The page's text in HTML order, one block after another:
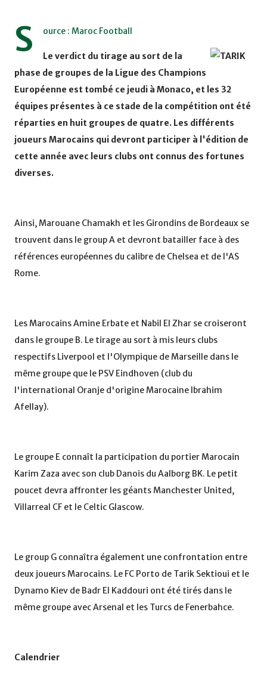
S ource : Maroc Football
Le verdict du tirage au sort de la
phase de groupes de la Ligue des Champions
Européenne est tombé ce jeudi à Monaco, et les 32
équipes présentes à ce stade de la compétition ont été
réparties en huit groupes de quatre. Les différents
joueurs Marocains qui devront participer à l'édition de
cette année avec leurs clubs ont connus des fortunes
diverses.
Ainsi, Marouane Chamakh et les Girondins de Bordeaux se
trouvent dans le group A et devront batailler face à des
références européennes du calibre de Chelsea et de l'AS
Rome.
Les Marocains Amine Erbate et Nabil El Zhar se croiseront
dans le groupe B. Le tirage au sort à mis leurs clubs
respectifs Liverpool et l'Olympique de Marseille dans le
même groupe que le PSV Eindhoven (club du
l'international Oranje d'origine Marocaine Ibrahim
Afellay).
Le groupe E connaît la participation du portier Marocain
Karim Zaza avec son club Danois du Aalborg BK. Le petit
poucet devra affronter les géants Manchester United,
Villarreal CF et le Celtic Glascow.
Le group G connaîtra également une confrontation entre
deux joueurs Marocains. Le FC Porto de Tarik Sektioui et le
Dynamo Kiev de Badr El Kaddouri ont été tirés dans le
même groupe avec Arsenal et les Turcs de Fenerbahce.
Calendrier